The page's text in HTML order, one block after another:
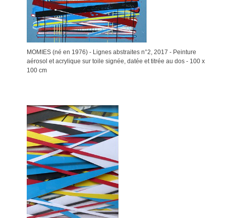
MOMIES (né en 1976) - Lignes abstraites n°2, 2017 - Peinture
aérosol et acrylique sur toile signée, datée et titrée au dos - 100 x
100 cm